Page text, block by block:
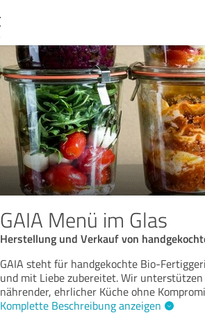
GAIA Menü im Glas
Herstellung und Verkauf von
GAIA steht für handgekochte Bio-
und mit Liebe zubereitet. Wir
nährender, ehrlicher Küche ohne
Komplette Beschreibung anzeigen